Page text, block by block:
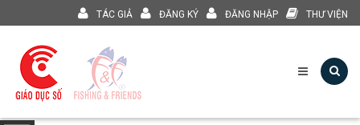
TÁC GIẢ ĐĂNG KÝ ĐĂNG NHẬP THƯ VIỆN